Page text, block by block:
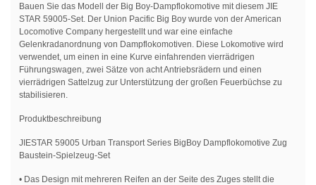
Bauen Sie das Modell der Big Boy-Dampflokomotive mit diesem JIE
STAR 59005-Set. Der Union Pacific Big Boy wurde von der American
Locomotive Company hergestellt und war eine einfache
Gelenkradanordnung von Dampflokomotiven. Diese Lokomotive wird
verwendet, um einen in eine Kurve einfahrenden vierrädrigen
Führungswagen, zwei Sätze von acht Antriebsrädern und einen
vierrädrigen Sattelzug zur Unterstützung der großen Feuerbüchse zu
stabilisieren.
Produktbeschreibung
JIESTAR 59005 Urban Transport Series BigBoy Dampflokomotive Zug
Baustein-Spielzeug-Set
• Das Design mit mehreren Reifen an der Seite des Zuges stellt die